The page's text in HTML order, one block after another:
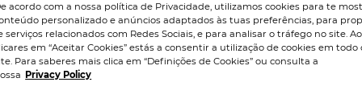
acordo com a nossa política de Privacidade, utilizamos cookies para te
personalizado e anúncios adaptados às tuas preferências, para
serviços relacionados com Redes Sociais, e para analisar o tráfego no site. Ao
em “Aceitar Cookies” estás a consentir a utilização de cookies em todo
Para saberes mais clica em “Definições de Cookies” ou consulta a
Privacy Policy